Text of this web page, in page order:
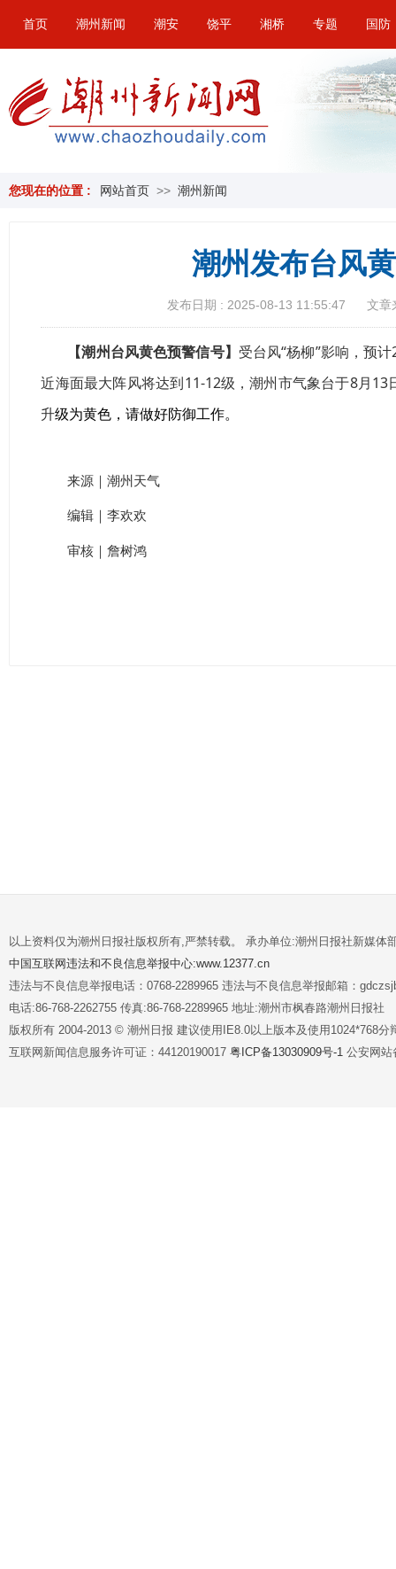
首页 潮州新闻 潮安 饶平 湘桥 专题 国防
您现在的位置 : 网站首页 >> 潮州新闻
潮州发布台风
发布日期 : 2025-08-13 11:55:47 文章
【潮州台风黄色预警信号】 受台风“杨柳”影响，预
近海面最大阵风将达到11-12级，潮州市气象台于8月
升级为黄色，请做好防御工作。
来源｜潮州天气
编辑｜李欢欢
审核｜詹树鸿
以上资料仅为潮州日报社版权所有,严禁转载。 承办单位:潮州日报社新媒体
中国互联网违法和不良信息举报中心:www.12377.cn
违法与不良信息举报电话：0768-2289965 违法与不良信息举报邮箱：
电话:86-768-2262755 传真:86-768-2289965 地址:潮州市枫春路潮州日报社
版权所有 2004-2013 © 潮州日报 建议使用IE8.0以上版本及使用1024*768分
互联网新闻信息服务许可证：44120190017 粤ICP备13030909号-1 公安网站